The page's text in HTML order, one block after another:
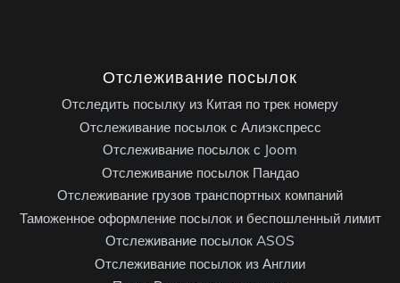
Отслеживание посылок
Отследить посылку из Китая по трек номеру
Отслеживание посылок с Алиэкспресс
Отслеживание посылок с Joom
Отслеживание посылок Пандао
Отслеживание грузов транспортных компаний
Таможенное оформление посылок и беспошленный лимит
Отслеживание посылок ASOS
Отслеживание посылок из Англии